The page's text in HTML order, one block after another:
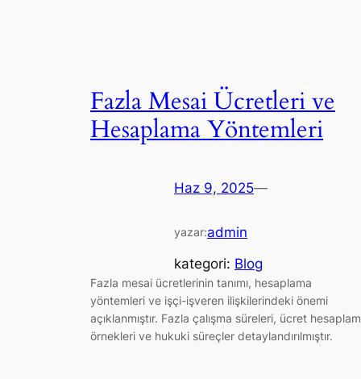
Fazla Mesai Ücretleri ve
Hesaplama Yöntemleri
Haz 9, 2025—
yazar:admin
kategori: Blog
Fazla mesai ücretlerinin tanımı, hesaplama
yöntemleri ve işçi-işveren ilişkilerindeki önemi
açıklanmıştır. Fazla çalışma süreleri, ücret
örnekleri ve hukuki süreçler detaylandırılmıştır.